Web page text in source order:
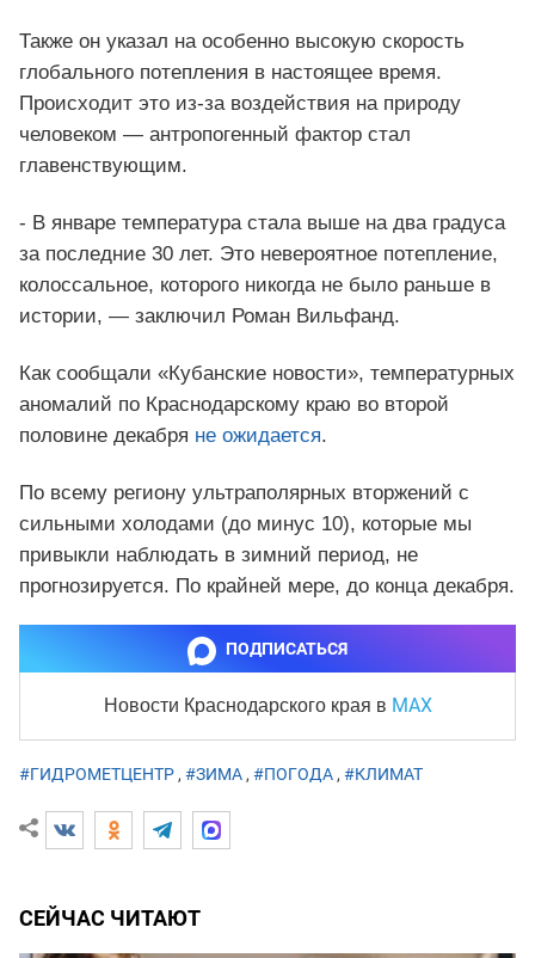
Также он указал на особенно высокую скорость
глобального потепления в настоящее время.
Происходит это из-за воздействия на природу
человеком — антропогенный фактор стал
главенствующим.
- В январе температура стала выше на два градуса
за последние 30 лет. Это невероятное потепление,
колоссальное, которого никогда не было раньше в
истории, — заключил Роман Вильфанд.
Как сообщали «Кубанские новости», температурных
аномалий по Краснодарскому краю во второй
половине декабря не ожидается.
По всему региону ультраполярных вторжений с
сильными холодами (до минус 10), которые мы
привыкли наблюдать в зимний период, не
прогнозируется. По крайней мере, до конца декабря.
ПОДПИСАТЬСЯ
Новости Краснодарского края в MAX
#ГИДРОМЕТЦЕНТР, #ЗИМА, #ПОГОДА, #КЛИМАТ
СЕЙЧАС ЧИТАЮТ